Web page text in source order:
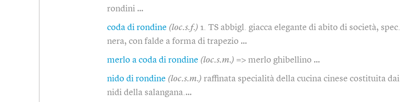
rondini …
coda di rondine (loc.s.f.) 1. TS abbigl. giacca elegante di abito di società, spec.
nera, con falde a forma di trapezio …
merlo a coda di rondine (loc.s.m.) => merlo ghibellino …
nido di rondine (loc.s.m.) raffinata specialità della cucina cinese costituita dai
nidi della salangana.…